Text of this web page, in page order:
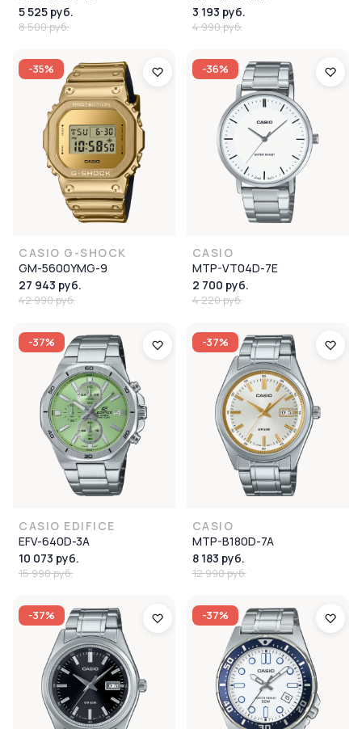
5 525 руб.
8 500 руб.
3 193 руб.
4 990 руб.
-35%
CASIO G-SHOCK
GM-5600YMG-9
27 943 руб.
42 990 руб.
-36%
CASIO
MTP-VT04D-7E
2 700 руб.
4 220 руб.
-37%
CASIO EDIFICE
EFV-640D-3A
10 073 руб.
15 990 руб.
-37%
CASIO
MTP-B180D-7A
8 183 руб.
12 990 руб.
-37% -37%